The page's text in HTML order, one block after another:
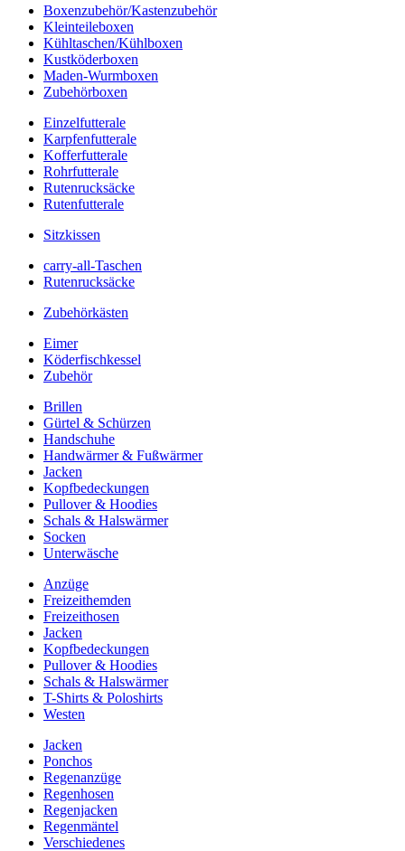
Boxenzubehör/Kastenzubehör
Kleinteileboxen
Kühltaschen/Kühlboxen
Kustköderboxen
Maden-Wurmboxen
Zubehörboxen
Einzelfutterale
Karpfenfutterale
Kofferfutterale
Rohrfutterale
Rutenrucksäcke
Rutenfutterale
Sitzkissen
carry-all-Taschen
Rutenrucksäcke
Zubehörkästen
Eimer
Köderfischkessel
Zubehör
Brillen
Gürtel & Schürzen
Handschuhe
Handwärmer & Fußwärmer
Jacken
Kopfbedeckungen
Pullover & Hoodies
Schals & Halswärmer
Socken
Unterwäsche
Anzüge
Freizeithemden
Freizeithosen
Jacken
Kopfbedeckungen
Pullover & Hoodies
Schals & Halswärmer
T-Shirts & Poloshirts
Westen
Jacken
Ponchos
Regenanzüge
Regenhosen
Regenjacken
Regenmäntel
Verschiedenes